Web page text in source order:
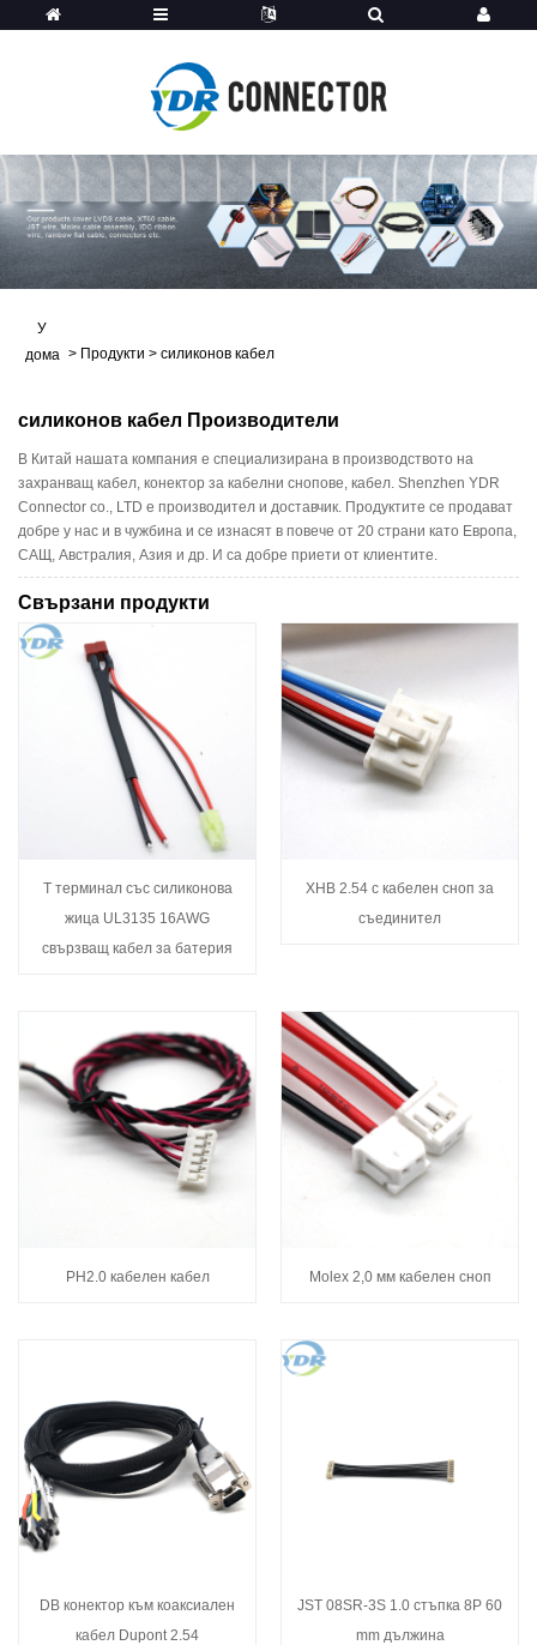
У
дома > Продукти > силиконов кабел
силиконов кабел Производители
В Китай нашата компания е специализирана в производството на
захранващ кабел, конектор за кабелни снопове, кабел. Shenzhen YDR
Connector co., LTD е производител и доставчик. Продуктите се продават
добре у нас и в чужбина и се изнасят в повече от 20 страни като Европа,
САЩ, Австралия, Азия и др. И са добре приети от клиентите.
Свързани продукти
T терминал със силиконова
жица UL3135 16AWG
свързващ кабел за батерия
XHB 2.54 с кабелен сноп за
съединител
PH2.0 кабелен кабел Molex 2,0 мм кабелен сноп
DB конектор към коаксиален
кабел Dupont 2.54
JST 08SR-3S 1.0 стъпка 8P 60
mm дължина